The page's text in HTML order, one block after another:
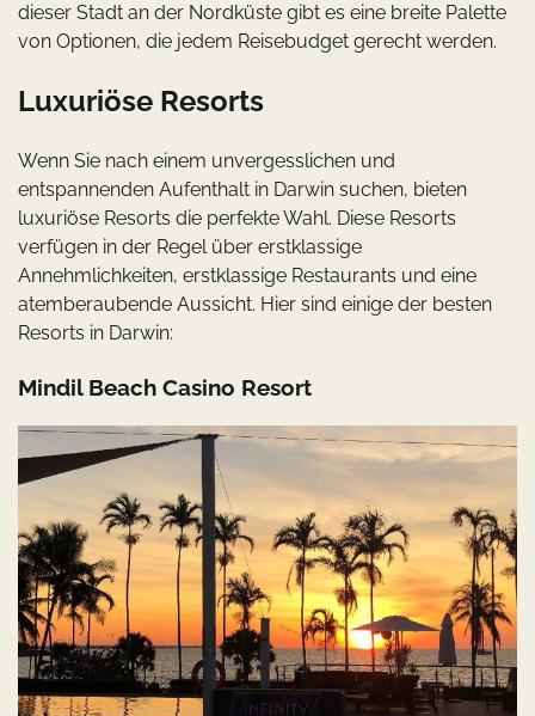
dieser Stadt an der Nordküste gibt es eine breite Palette
von Optionen, die jedem Reisebudget gerecht werden.
Luxuriöse Resorts
Wenn Sie nach einem unvergesslichen und
entspannenden Aufenthalt in Darwin suchen, bieten
luxuriöse Resorts die perfekte Wahl. Diese Resorts
verfügen in der Regel über erstklassige
Annehmlichkeiten, erstklassige Restaurants und eine
atemberaubende Aussicht. Hier sind einige der besten
Resorts in Darwin:
Mindil Beach Casino Resort